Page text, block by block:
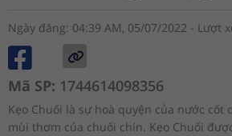
Ngày đăng: 04:39 AM, 05/07/2022 - Lượt
Mã SP: 1744614098356
Kẹo Chuối là sự hoà quyện của nước cốt
mùi thơm của chuối chín. Kẹo Chuối